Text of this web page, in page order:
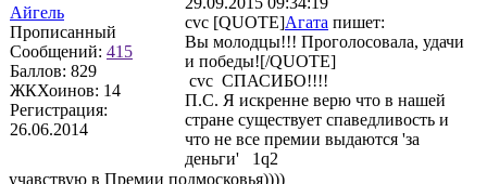
Айгель
Прописанный
Сообщений: 415
Баллов: 829
ЖКХоинов: 14
Регистрация:
26.06.2014
cvc [QUOTE]Агата пишет:
Вы молодцы!!! Проголосовала, удачи
и победы![/QUOTE]
cvc СПАСИБО!!!!
П.С. Я искренне верю что в нашей
стране существует спаведливость и
что не все премии выдаются 'за
деньги' 1q2
учавствую в Премии подмосковья))))